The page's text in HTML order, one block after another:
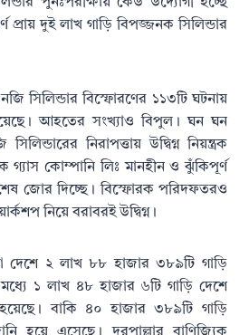
পুনঃপরীক্ষায় কেউ উদ্যোগী হচ্ছে
প্রায় দুই লাখ গাড়ি বিপজ্জনক সিলিন্ডার
সিলিন্ডার বিস্ফোরণের ১১৩টি ঘটনায়
আহতের সংখ্যাও বিপুল। ঘন ঘন
নিরাপত্তায় উদ্বিগ্ন নিয়ন্ত্রক
গ্যাস কোম্পানি লিঃ মানহীন ও ঝুঁকিপূর্ণ
জোর দিচ্ছে। বিস্ফোরক পরিদফতরও
নিয়ে বরাবরই উদ্বিগ্ন।
দেশে ২ লাখ ৮৮ হাজার ৩৮৯টি গাড়ি
১ লাখ ৪৮ হাজার ৬টি গাড়ি দেশে
বাকি ৪০ হাজার ৩৮৯টি গাড়ি